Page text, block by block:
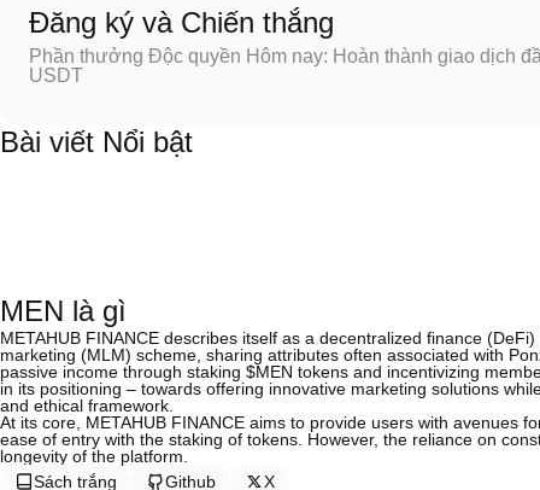
Đăng ký và Chiến thắng
Phần thưởng Độc quyền Hôm nay: Hoàn thành giao dịch
USDT
Bài viết Nổi bật
MEN là gì
METAHUB FINANCE describes itself as a decentralized finance
marketing (MLM) scheme, sharing attributes often associated with
passive income through staking $MEN tokens and incentivizing
in its positioning – towards offering innovative marketing solutions
and ethical framework.
At its core, METAHUB FINANCE aims to provide users with avenues
ease of entry with the staking of tokens. However, the reliance on
longevity of the platform.
Sách trắng
Github X